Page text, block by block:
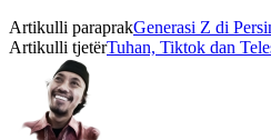
Artikulli paraprakGenerasi Z di
Artikulli tjetërTuhan, Tiktok dan